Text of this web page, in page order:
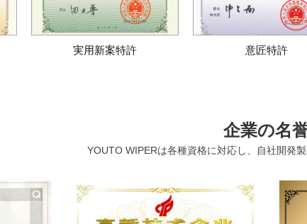
実用新案特許 意匠特許
企業の名
YOUTO WIPERは各種資格に対応し、自社開発